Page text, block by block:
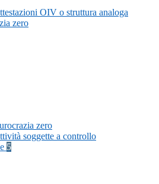
OIV o struttura analoga
zero
zero
soggette a controllo
5